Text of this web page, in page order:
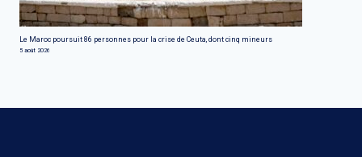
Le Maroc poursuit 86 personnes pour la crise de Ceuta, dont cinq mineurs
5 août 2026